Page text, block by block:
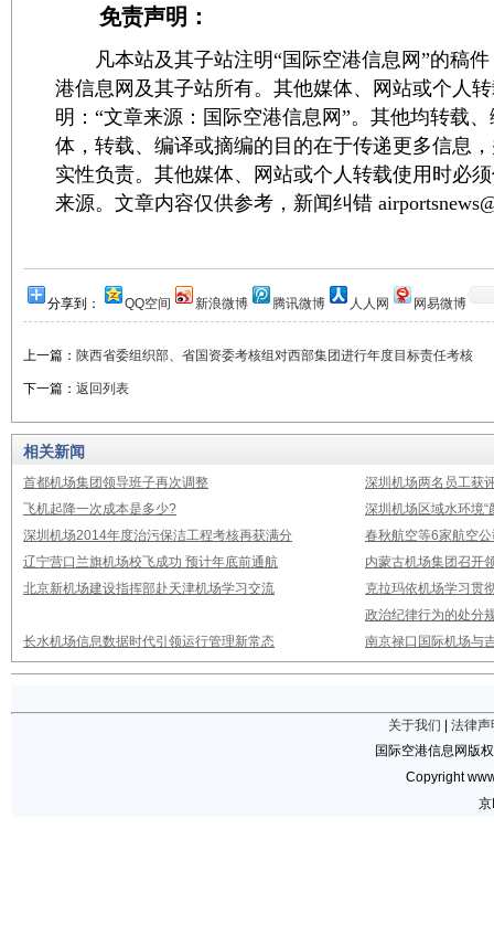
免责声明：
凡本站及其子站注明“国际空港信息网”的稿件
港信息网及其子站所有。其他媒体、网站或个人
明：“文章来源：国际空港信息网”。其他均转载
体，转载、编译或摘编的目的在于传递更多信息
实性负责。其他媒体、网站或个人转载使用时必
来源。文章内容仅供参考，新闻纠错
分享到： QQ空间 新浪微博 腾讯微博 人人网 网易微博
上一篇： 陕西省委组织部、省国资委考核组对西部集团进行年度目标责任考核
下一篇： 返回列表
相关新闻
首都机场集团领导班子再次调整
深圳机场两名员工获
飞机起降一次成本是多少?
深圳机场区域水环境“
深圳机场2014年度治污保洁工程考核再获满分
春秋航空等6家航空
辽宁营口兰旗机场校飞成功 预计年底前通航
内蒙古机场集团召开
北京新机场建设指挥部赴天津机场学习交流
克拉玛依机场学习贯
政治纪律行为的处分
长水机场信息数据时代引领运行管理新常态
南京禄口国际机场与
关于我们
法律声
国际空港信息网版
Copyright